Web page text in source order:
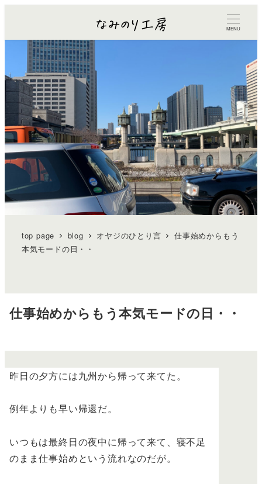
MENU
top page blog オヤジのひとり言
仕事始めからもう
本気モードの日・・
仕事始めからもう本気モードの日・・
昨日の夕方には九州から帰って来てた。
例年よりも早い帰還だ。
いつもは最終日の夜中に帰って来て、寝不足
のまま仕事始めという流れなのだが。